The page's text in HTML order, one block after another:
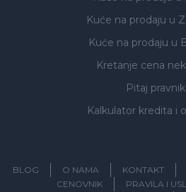
Kuće na prodaju u
Kuće na prodaju u
Kretanje cena
Pitaj
Kalkulator kredita i
BLOG O NAMA KONTAKT
CENOVNIK
PRAVILA I